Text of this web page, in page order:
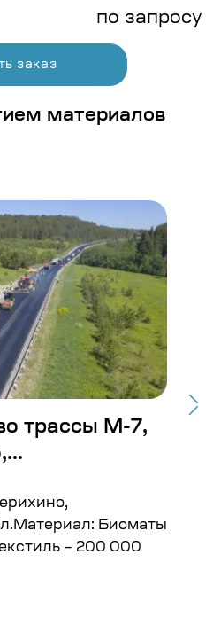
по запросу
заказ
материалов
трассы М-7,
Биоматы
– 200 000